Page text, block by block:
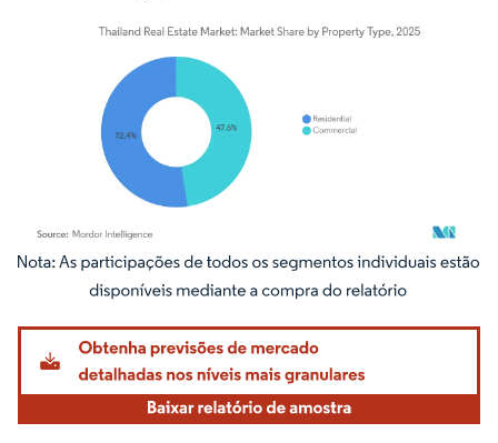
Imagem © Mordor Intelligence. O reuso requer atribuição conforme CC BY 4.0.